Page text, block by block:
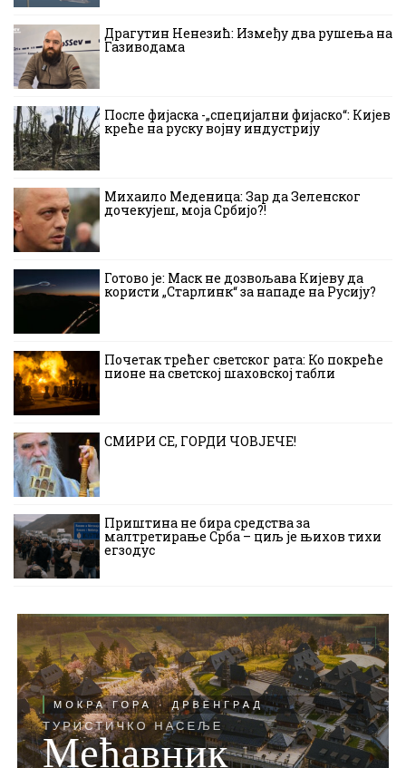
Драгутин Ненезић: Између два рушења на
Газиводама
После фијаска -„специјални фијаско“: Кијев
креће на руску војну индустрију
Михаило Меденица: Зар да Зеленског
дочекујеш, моја Србијо?!
Готово је: Маск не дозвољава Кијеву да
користи „Старлинк“ за нападе на Русију?
Почетак трећег светског рата: Ко покреће
пионе на светској шаховској табли
СМИРИ СЕ, ГОРДИ ЧОВЈЕЧЕ!
Приштина не бира средства за
малтретирање Срба – циљ је њихов тихи
егзодус